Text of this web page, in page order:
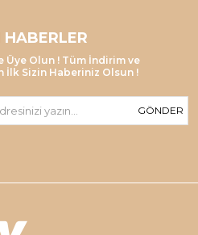
Üye Olun ! Tüm İndirim ve
İlk Sizin Haberiniz Olsun !
GÖNDER